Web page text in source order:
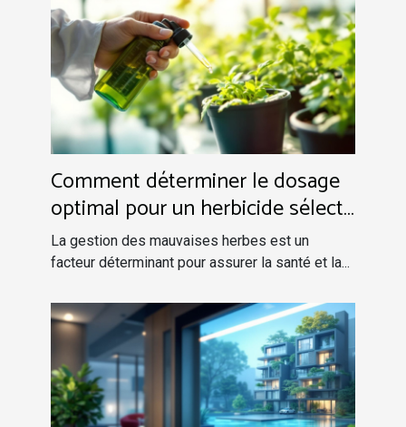
Comment déterminer le dosage
optimal pour un herbicide sélectif
?
La gestion des mauvaises herbes est un
facteur déterminant pour assurer la santé et la...